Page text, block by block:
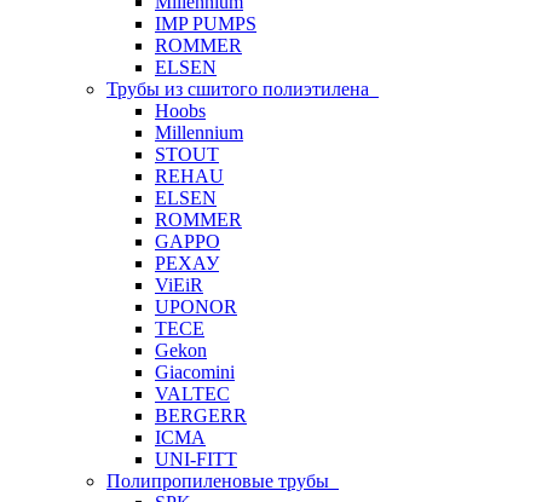
IMP PUMPS
ROMMER
ELSEN
Трубы из сшитого полиэтилена
Hoobs
Millennium
STOUT
REHAU
ELSEN
ROMMER
GAPPO
РЕХАУ
ViEiR
UPONOR
TECE
Gekon
Giacomini
VALTEC
BERGERR
ICMA
UNI-FITT
Полипропиленовые трубы